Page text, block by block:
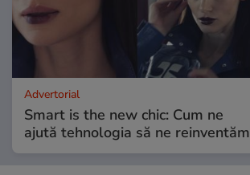
Advertorial
Smart is the new chic: Cum ne
ajută tehnologia să ne reinventăm